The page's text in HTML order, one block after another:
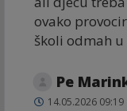
ovako
školi odmah u
Ре
14.05.2026 09:19